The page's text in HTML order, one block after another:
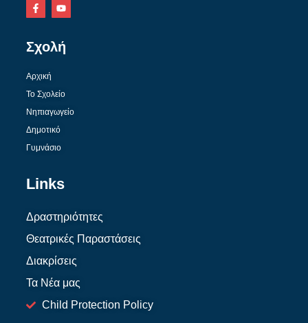
Σχολή
Αρχική
Το Σχολείο
Νηπιαγωγείο
Δημοτικό
Γυμνάσιο
Links
Δραστηριότητες
Θεατρικές Παραστάσεις
Διακρίσεις
Τα Νέα μας
Child Protection Policy